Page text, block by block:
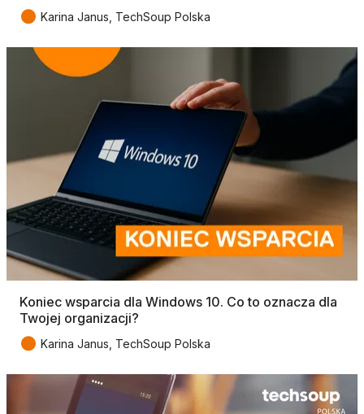
● Karina Janus, TechSoup Polska
Koniec wsparcia dla Windows 10. Co to oznacza dla
Twojej organizacji?
● Karina Janus, TechSoup Polska